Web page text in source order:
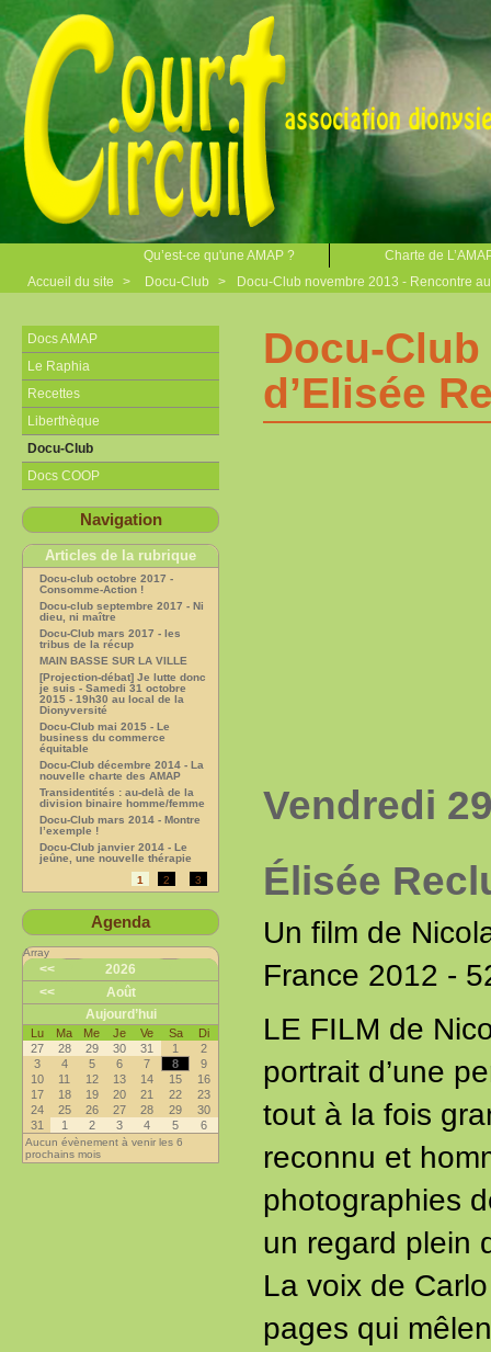
Qu’est-ce qu'une AMAP ?
Charte de
Accueil du site
> Docu-Club > Docu-Club novembre 2013 - Rencontre
Docu-
d’Elisée
Vendredi
Élisée
Un film de
France 2012 -
LE FILM de
portrait d’une
tout à la fois
reconnu et
photographies
un regard plein
La voix de
pages qui
Docs AMAP
Le Raphia
Recettes
Liberthèque
Docu-Club
Docs COOP
Navigation
Articles de la rubrique
Docu-club octobre 2017 -
Consomme-Action !
Docu-club septembre 2017 - Ni
dieu, ni maître
Docu-Club mars 2017 - les
tribus de la récup
MAIN BASSE SUR LA VILLE
[Projection-débat] Je lutte donc
je suis - Samedi 31 octobre
2015 - 19h30 au local de la
Dionyversité
Docu-Club mai 2015 - Le
business du commerce
équitable
Docu-Club décembre 2014 - La
nouvelle charte des AMAP
Transidentités : au-delà de la
division binaire homme/femme
Docu-Club mars 2014 - Montre
l’exemple !
Docu-Club janvier 2014 - Le
jeûne, une nouvelle thérapie
1
2 3
Agenda
Array
<<
2026
<<
Août
Aujourd’hui
Lu Ma Me Je Ve Sa
Di
27
28 29 30 31 1
2
3
4 5 6 7 8
9
10
11 12 13 14 15
16
17
18 19 20 21 22
23
24
25 26 27 28 29
30
31
1 2 3 4 5 6
Aucun évènement à venir les 6
prochains mois